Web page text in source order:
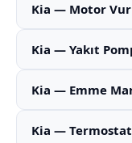
Kia — Motor
Kia — Yakıt
Kia — Emme
Kia — Termostat